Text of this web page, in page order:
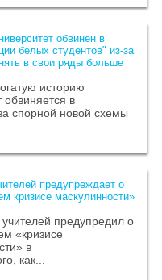
обвинен в
белых студентов" из-за
в свои ряды больше
историю
обвиняется в
спорной новой схемы
предупреждает о
кризисе маскулинности»
предупредил о
«кризисе
в
как...